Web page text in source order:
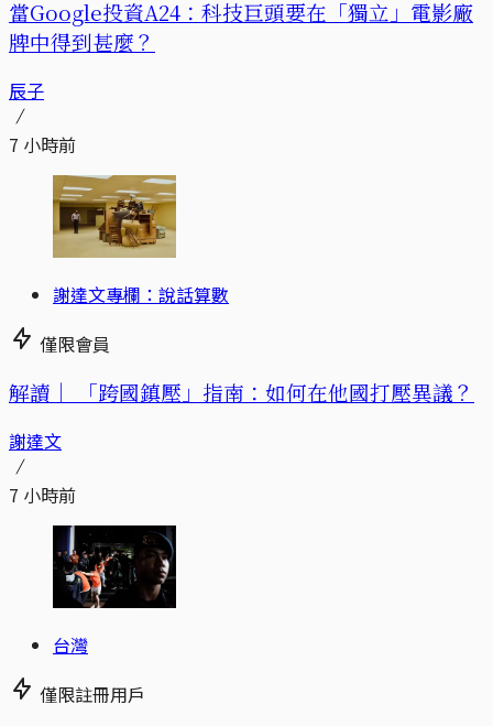
當Google投資A24：科技巨頭要在「獨立」電影廠
牌中得到甚麼？
辰子
7 小時前
謝達文專欄：說話算數
僅限會員
解讀｜ 「跨國鎮壓」指南：如何在他國打壓異議？
謝達文
7 小時前
台灣
僅限註冊用戶